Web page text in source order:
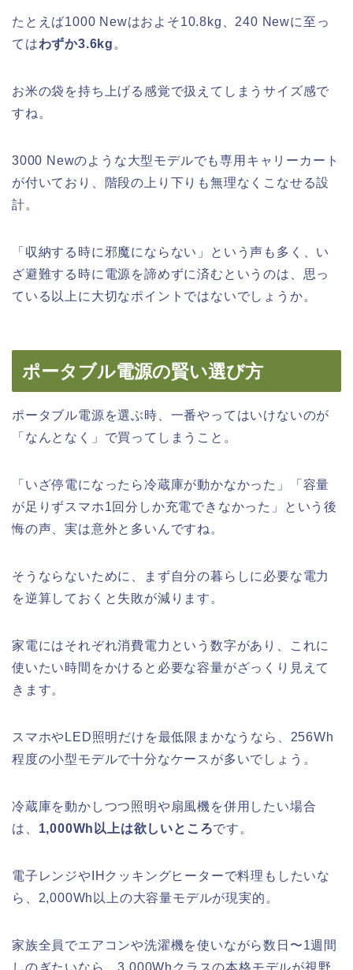
たとえば1000 Newはおよそ10.8kg、240 Newに至っ
てはわずか3.6kg 。
お米の袋を持ち上げる感覚で扱えてしまうサイズ感で
すね。
3000 Newのような大型モデルでも専用キャリーカート
が付いており、階段の上り下りも無理なくこなせる設
計。
「収納する時に邪魔にならない」という声も多く、い
ざ避難する時に電源を諦めずに済むというのは、思っ
ている以上に大切なポイントではないでしょうか。
ポータブル電源の賢い選び方
ポータブル電源を選ぶ時、一番やってはいけないのが
「なんとなく」で買ってしまうこと。
「いざ停電になったら冷蔵庫が動かなかった」「容量
が足りずスマホ1回分しか充電できなかった」という後
悔の声、実は意外と多いんですね。
そうならないために、まず自分の暮らしに必要な電力
を逆算しておくと失敗が減ります。
家電にはそれぞれ消費電力という数字があり、これに
使いたい時間をかけると必要な容量がざっくり見えて
きます。
スマホやLED照明だけを最低限まかなうなら、256Wh
程度の小型モデルで十分なケースが多いでしょう。
冷蔵庫を動かしつつ照明や扇風機を併用したい場合
は、 1,000Wh以上は欲しいところです。
電子レンジやIHクッキングヒーターで料理もしたいな
ら、2,000Wh以上の大容量モデルが現実的。
家族全員でエアコンや洗濯機を使いながら数日〜1週間
しのぎたいなら、3,000Whクラスの本格モデルが視野